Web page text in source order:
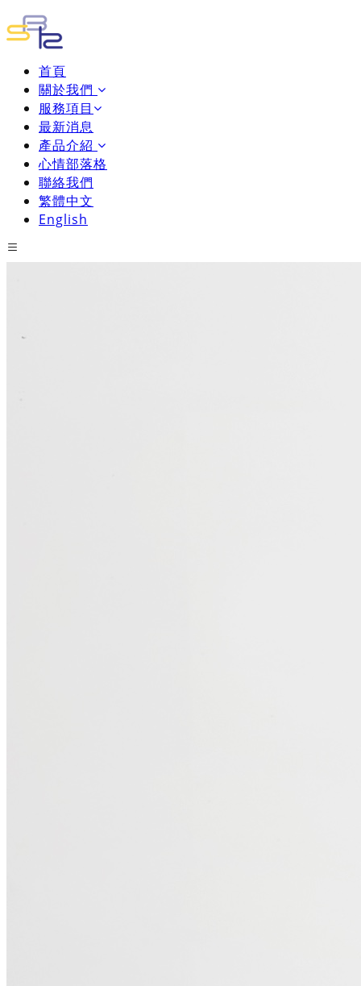
首頁
關於我們
服務項目
最新消息
產品介紹
心情部落格
聯絡我們
繁體中文
English